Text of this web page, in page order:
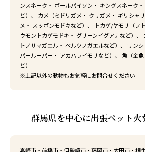
ンスネーク・ ボールパイソン・ キングスネーク
ど）、 カメ（ミドリガメ・ クサガメ・ ギリシャ
メ・ スッポンモドキなど）、 トカゲ/ヤモリ（フ
ウモントカゲモドキ・ グリーンイグアナなど）、
トノサマガエル・ ベルツノガエルなど）、 サン
パールーパー・ アカハライモリなど）、 魚（金
ど）
※上記以外の動物もお気軽にお問合せください
群馬県を中心に出張ペット火
高崎市 ・ 前橋市 ・ 伊勢崎市 ・ 藤岡市 ・ 太田市 ・ 桐